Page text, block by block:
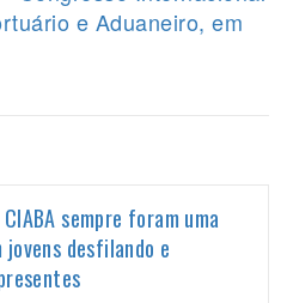
e Aduaneiro, em
sempre foram uma
desfilando e